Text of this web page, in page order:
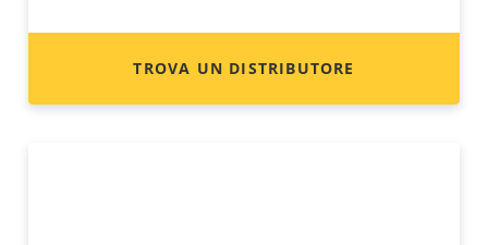
TROVA UN DISTRIBUTORE